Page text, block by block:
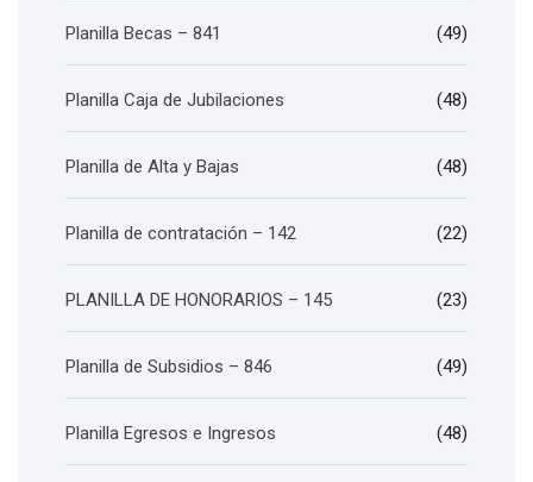
Planilla Becas – 841 (49)
Planilla Caja de Jubilaciones (48)
Planilla de Alta y Bajas (48)
Planilla de contratación – 142 (22)
PLANILLA DE HONORARIOS – 145 (23)
Planilla de Subsidios – 846 (49)
Planilla Egresos e Ingresos (48)